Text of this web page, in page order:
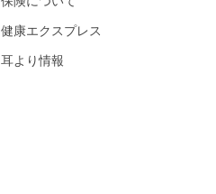
健康エクスプレス
耳より情報